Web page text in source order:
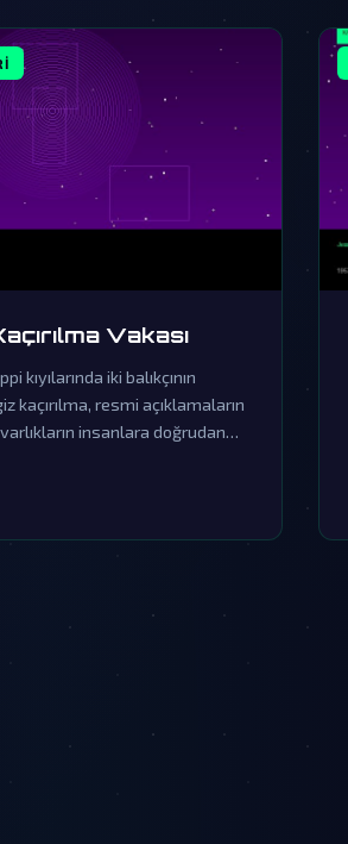
Vakası
kıyılarında iki balıkçının
kaçırılma, resmi açıklamaların
insanlara doğrudan
ve yaşananların